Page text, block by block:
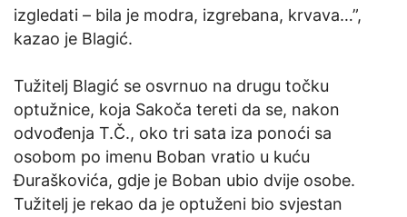
izgledati – bila je modra, izgrebana, krvava…”,
kazao je Blagić.
Tužitelj Blagić se osvrnuo na drugu točku
optužnice, koja Sakoča tereti da se, nakon
odvođenja T.Č., oko tri sata iza ponoći sa
osobom po imenu Boban vratio u kuću
Đuraškovića, gdje je Boban ubio dvije osobe.
Tužitelj je rekao da je optuženi bio svjestan